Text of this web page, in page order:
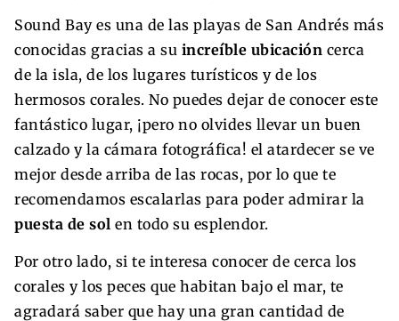
Sound Bay es una de las playas de San Andrés más
conocidas gracias a su increíble ubicación cerca
de la isla, de los lugares turísticos y de los
hermosos corales. No puedes dejar de conocer este
fantástico lugar, ¡pero no olvides llevar un buen
calzado y la cámara fotográfica! el atardecer se ve
mejor desde arriba de las rocas, por lo que te
recomendamos escalarlas para poder admirar la
puesta de sol en todo su esplendor.
Por otro lado, si te interesa conocer de cerca los
corales y los peces que habitan bajo el mar, te
agradará saber que hay una gran cantidad de